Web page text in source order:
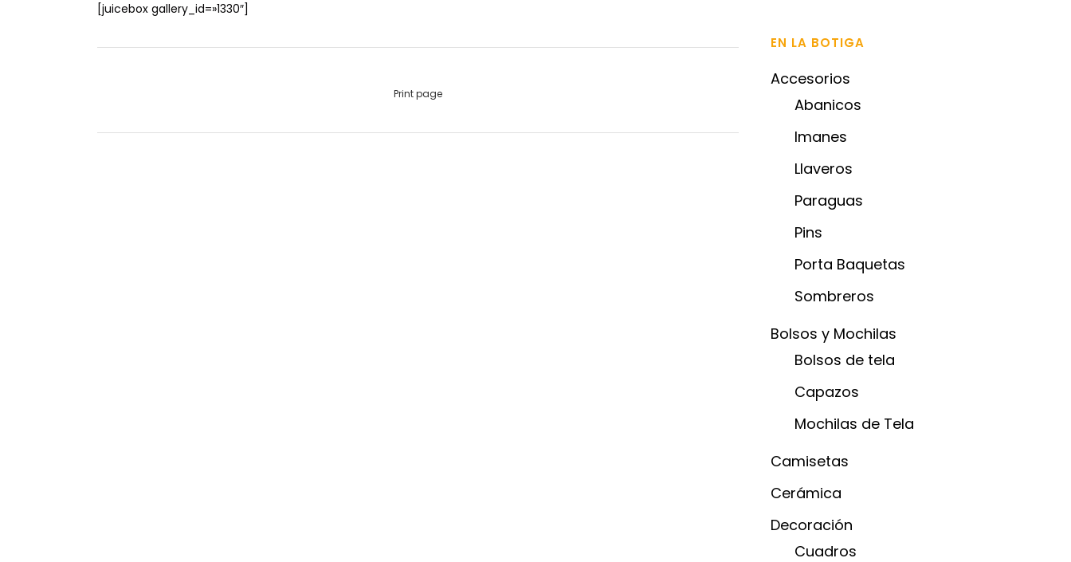
[juicebox gallery_id=»1330″]
Print page
EN LA BOTIGA
Accesorios
Abanicos
Imanes
Llaveros
Paraguas
Pins
Porta Baquetas
Sombreros
Bolsos y Mochilas
Bolsos de tela
Capazos
Mochilas de Tela
Camisetas
Cerámica
Decoración
Cuadros